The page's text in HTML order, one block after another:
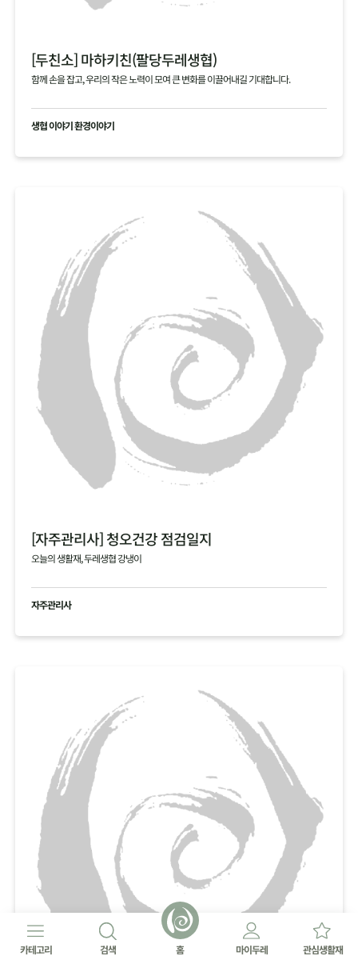
[두친소] 마하키친(팔당두레생협)
함께 손을 잡고, 우리의 작은 노력이 모여 큰 변화를 이끌어내길 기대합니다.
생협 이야기 환경이야기
[자주관리사] 청오건강 점검일지
오늘의 생활재, 두레생협 강냉이
자주관리사
카테고리 검색 홈 마이두레 관심생활재